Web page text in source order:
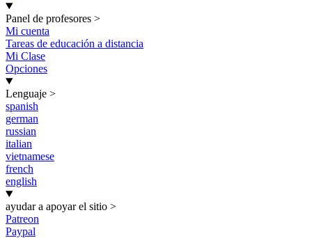
Panel de profesores >
Mi cuenta
Tareas de educación a distancia
Mi Clase
Opciones
Lenguaje >
spanish
german
russian
italian
vietnamese
french
english
ayudar a apoyar el sitio >
Patreon
Paypal